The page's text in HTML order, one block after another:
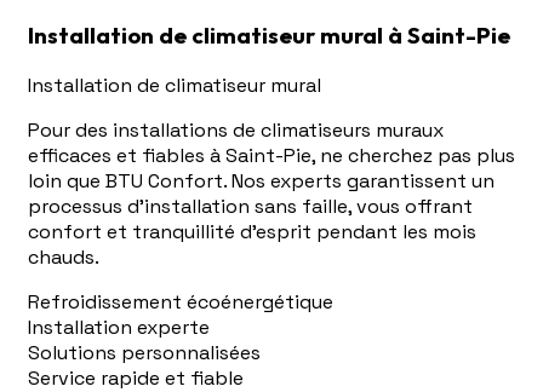
Installation de climatiseur mural à Saint-Pie
Installation de climatiseur mural
Pour des installations de climatiseurs muraux
efficaces et fiables à Saint-Pie, ne cherchez pas plus
loin que BTU Confort. Nos experts garantissent un
processus d'installation sans faille, vous offrant
confort et tranquillité d'esprit pendant les mois
chauds.
Refroidissement écoénergétique
Installation experte
Solutions personnalisées
Service rapide et fiable